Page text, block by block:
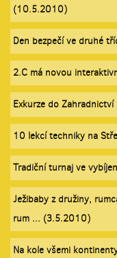
(10.5.2010)
Den bezpečí ve druhé
2.C má novou
Exkurze do
10 lekcí techniky na
Tradiční turnaj ve
Ježibaby z družiny,
rum ... (3.5.2010)
Na kole všemi